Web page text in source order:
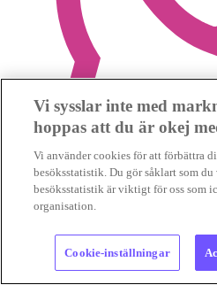
Vi sysslar inte med
hoppas att du är okej
Vi använder cookies för att förbättra
besöksstatistik. Du gör såklart som
besöksstatistik är viktigt för oss som
organisation.
Cookie-inställningar